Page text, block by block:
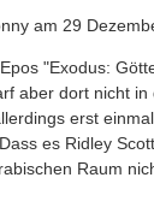
am 29
"Exodus:
aber dort nicht
erst
es Ridley
Raum